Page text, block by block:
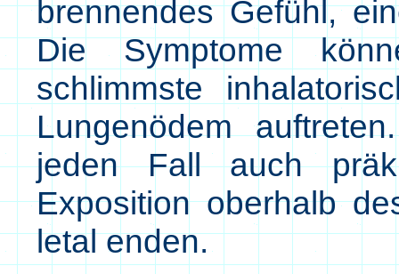
brennendes Gefühl,
Die Symptome
schlimmste
Lungenödem
jeden Fall auch
Exposition oberhalb
letal enden.